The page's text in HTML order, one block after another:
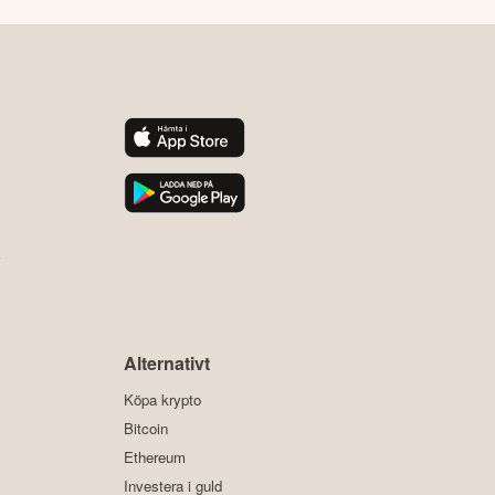
Alternativt
Köpa krypto
Bitcoin
Ethereum
Investera i guld